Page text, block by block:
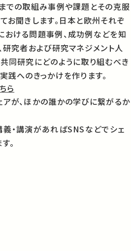
までの取組み事例や課題とその克服
お聞きします。日本と欧州それぞ
おける問題事例、成功例などを知
研究者および研究マネジメント人
同研究にどのように取り組むべき
践へのきっかけを作ります。
ら
が、ほかの誰かの学びに繋がるか
義・講演があればSNSなどでシェ
。